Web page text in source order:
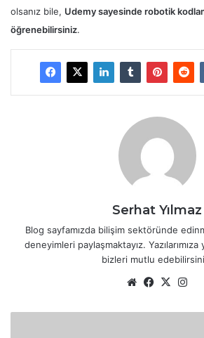
olsanız bile, Udemy sayesinde robotik
öğrenebilirsiniz.
Serhat Yılmaz
Blog sayfamızda bilişim sektöründe
deneyimleri paylaşmaktayız. Yazılarımıza
bizleri mutlu
We
sit
Fa
bo
X
ra